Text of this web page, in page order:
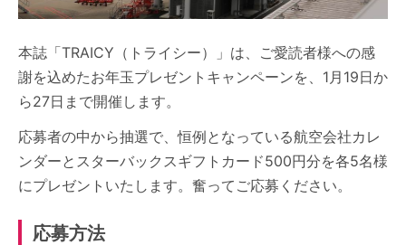
本誌「TRAICY（トライシー）」は、ご愛読者様への感
謝を込めたお年玉プレゼントキャンペーンを、1月19日か
ら27日まで開催します。
応募者の中から抽選で、恒例となっている航空会社カレ
ンダーとスターバックスギフトカード500円分を各5名様
にプレゼントいたします。奮ってご応募ください。
応募方法